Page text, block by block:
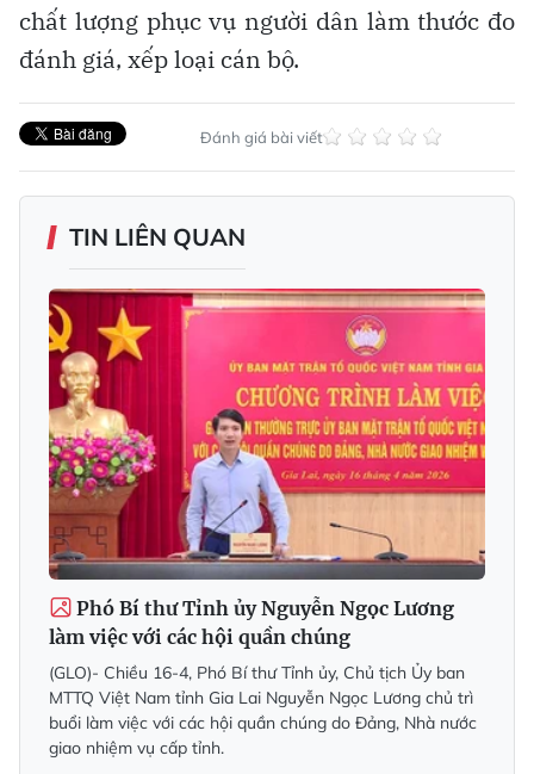
chất lượng phục vụ người dân làm thước đo
đánh giá, xếp loại cán bộ.
Đánh giá bài viết
TIN LIÊN QUAN
Phó Bí thư Tỉnh ủy Nguyễn Ngọc Lương
làm việc với các hội quần chúng
(GLO)- Chiều 16-4, Phó Bí thư Tỉnh ủy, Chủ tịch Ủy ban
MTTQ Việt Nam tỉnh Gia Lai Nguyễn Ngọc Lương chủ trì
buổi làm việc với các hội quần chúng do Đảng, Nhà nước
giao nhiệm vụ cấp tỉnh.